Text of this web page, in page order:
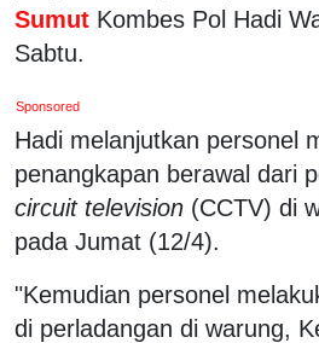
Sumut Kombes Pol Hadi
Sabtu.
Sponsored
Hadi melanjutkan personel
penangkapan berawal dari
circuit television (CCTV) di
pada Jumat (12/4).
"Kemudian personel
di perladangan di warung,